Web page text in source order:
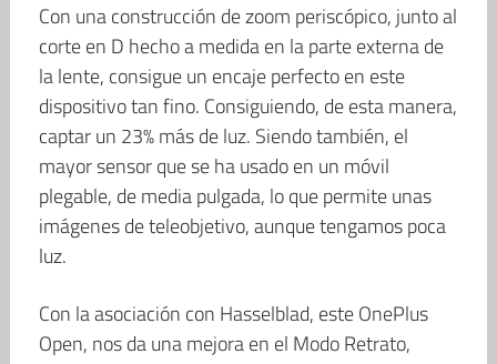
Con una construcción de zoom periscópico, junto al
corte en D hecho a medida en la parte externa de
la lente, consigue un encaje perfecto en este
dispositivo tan fino. Consiguiendo, de esta manera,
captar un 23% más de luz. Siendo también, el
mayor sensor que se ha usado en un móvil
plegable, de media pulgada, lo que permite unas
imágenes de teleobjetivo, aunque tengamos poca
luz.
Con la asociación con Hasselblad, este OnePlus
Open, nos da una mejora en el Modo Retrato,